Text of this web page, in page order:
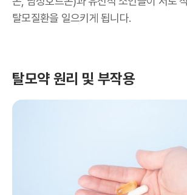
탈모질환을 일으키게 됩니다.
탈모약 원리 및 부작용